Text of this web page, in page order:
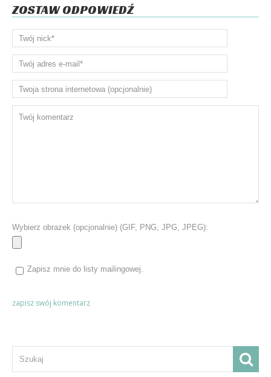
ZOSTAW ODPOWIEDŹ
Wybierz obrazek (opcjonalnie) (GIF, PNG, JPG, JPEG):
Zapisz mnie do listy mailingowej.